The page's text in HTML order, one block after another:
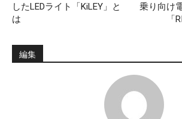
したLEDライト「KiLEY」と
は
乗り向け
「
編集